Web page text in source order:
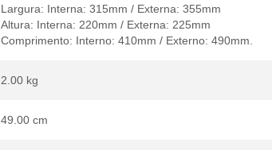
Largura: Interna: 315mm / Externa: 355mm
Altura: Interna: 220mm / Externa: 225mm
Comprimento: Interno: 410mm / Externo: 490mm.
2.00 kg
49.00 cm